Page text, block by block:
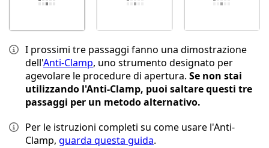
I prossimi tre passaggi fanno una dimostrazione
dell'Anti-Clamp, uno strumento designato per
agevolare le procedure di apertura. Se non stai
utilizzando l'Anti-Clamp, puoi saltare questi tre
passaggi per un metodo alternativo.
Per le istruzioni completi su come usare l'Anti-
Clamp, guarda questa guida.